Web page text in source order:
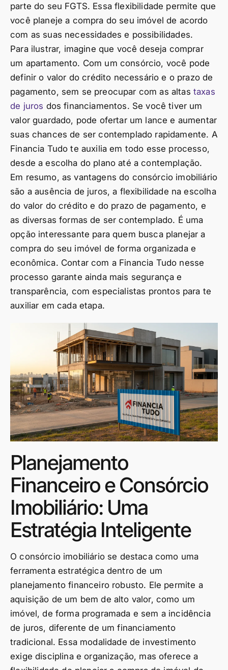
parte do seu FGTS. Essa flexibilidade permite que
você planeje a compra do seu imóvel de acordo
com as suas necessidades e possibilidades.
Para ilustrar, imagine que você deseja comprar
um apartamento. Com um consórcio, você pode
definir o valor do crédito necessário e o prazo de
pagamento, sem se preocupar com as altas taxas
de juros dos financiamentos. Se você tiver um
valor guardado, pode ofertar um lance e aumentar
suas chances de ser contemplado rapidamente. A
Financia Tudo te auxilia em todo esse processo,
desde a escolha do plano até a contemplação.
Em resumo, as vantagens do consórcio imobiliário
são a ausência de juros, a flexibilidade na escolha
do valor do crédito e do prazo de pagamento, e
as diversas formas de ser contemplado. É uma
opção interessante para quem busca planejar a
compra do seu imóvel de forma organizada e
econômica. Contar com a Financia Tudo nesse
processo garante ainda mais segurança e
transparência, com especialistas prontos para te
auxiliar em cada etapa.
Planejamento
Financeiro e Consórcio
Imobiliário: Uma
Estratégia Inteligente
O consórcio imobiliário se destaca como uma
ferramenta estratégica dentro de um
planejamento financeiro robusto. Ele permite a
aquisição de um bem de alto valor, como um
imóvel, de forma programada e sem a incidência
de juros, diferente de um financiamento
tradicional. Essa modalidade de investimento
exige disciplina e organização, mas oferece a